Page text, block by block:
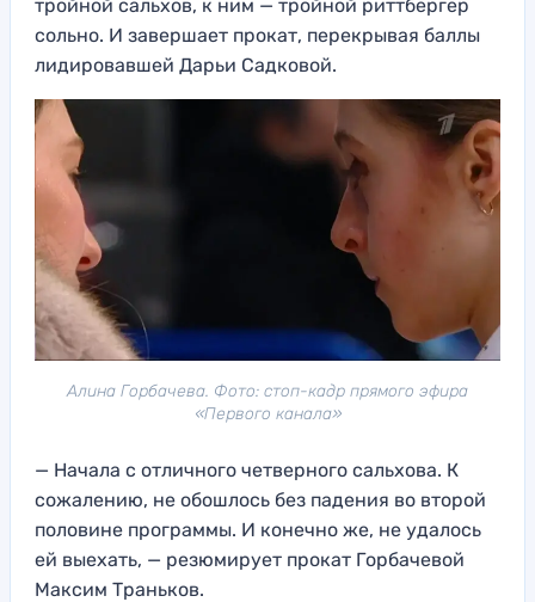
тройной сальхов, к ним — тройной риттбергер
сольно. И завершает прокат, перекрывая баллы
лидировавшей Дарьи Садковой.
Алина Горбачева. Фото: стоп-кадр прямого эфира
«Первого канала»
— Начала с отличного четверного сальхова. К
сожалению, не обошлось без падения во второй
половине программы. И конечно же, не удалось
ей выехать, — резюмирует прокат Горбачевой
Максим Траньков.